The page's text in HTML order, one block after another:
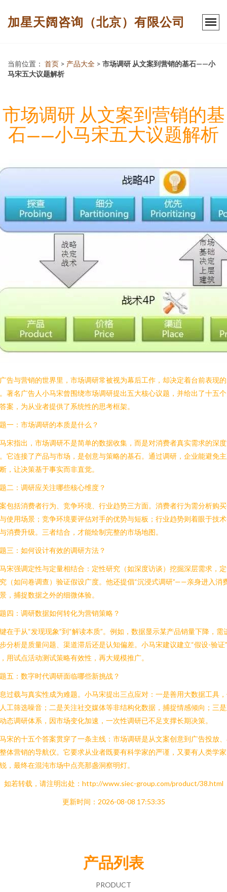
加星天阔咨询（北京）有限公司
当前位置： 首页 > 产品大全 > 市场调研 从文案到营销的基石——小
马宋五大议题解析
市场调研 从文案到营销的基
石——小马宋五大议题解析
告与营销的世界里，市场调研常被视为幕后工作，却决定着台前表现
著名广告人小马宋曾围绕市场调研提出五大核心议题，并给出了十五
案，为从业者提供了系统性的思考框架。
一：市场调研的本质是什么？
宋指出，市场调研不是简单的数据收集，而是对消费者真实需求的深
它连接了产品与市场，是创意与策略的基石。通过调研，企业能避免
，让决策基于事实而非直觉。
二：调研应关注哪些核心维度？
包括消费者行为、竞争环境、行业趋势三方面。消费者行为需分析购
使用场景；竞争环境要评估对手的优势与短板；行业趋势则着眼于技
消费升级。三者结合，才能绘制完整的市场地图。
三：如何设计有效的调研方法？
宋强调定性与定量相结合：定性研究（如深度访谈）挖掘深层需求，
（如问卷调查）验证假设广度。他还提倡“沉浸式调研”——亲身进入消
，捕捉数据之外的细微体验。
四：调研数据如何转化为营销策略？
在于从“发现现象”到“解读本质”。例如，数据显示某产品销量下降，需
分析是质量问题、渠道滞后还是认知偏差。小马宋建议建立“假设-验证
用试点活动测试策略有效性，再大规模推广。
五：数字时代调研面临哪些新挑战？
过载与真实性成为难题。小马宋提出三点应对：一是善用大数据工具
工筛选噪音；二是关注社交媒体等非结构化数据，捕捉情感倾向；三
态调研体系，因市场变化加速，一次性调研已不足支撑长期决策。
宋的十五个答案贯穿了一条主线：市场调研是从文案创意到广告投放
体营销的导航仪。它要求从业者既要有科学家的严谨，又要有人类学
，最终在混沌市场中点亮那盏洞察明灯。
如若转载，请注明出处：http://www.siec-group.com/product/38.html
更新时间：2026-08-08 17:53:35
产品列表
PRODUCT